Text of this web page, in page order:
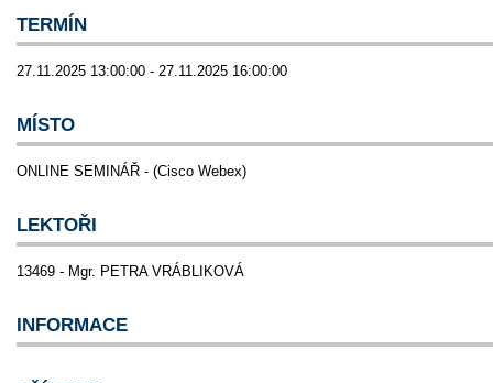
TERMÍN
27.11.2025 13:00:00 - 27.11.2025 16:00:00
MÍSTO
ONLINE SEMINÁŘ - (Cisco Webex)
LEKTOŘI
13469 - Mgr. PETRA VRÁBLIKOVÁ
INFORMACE